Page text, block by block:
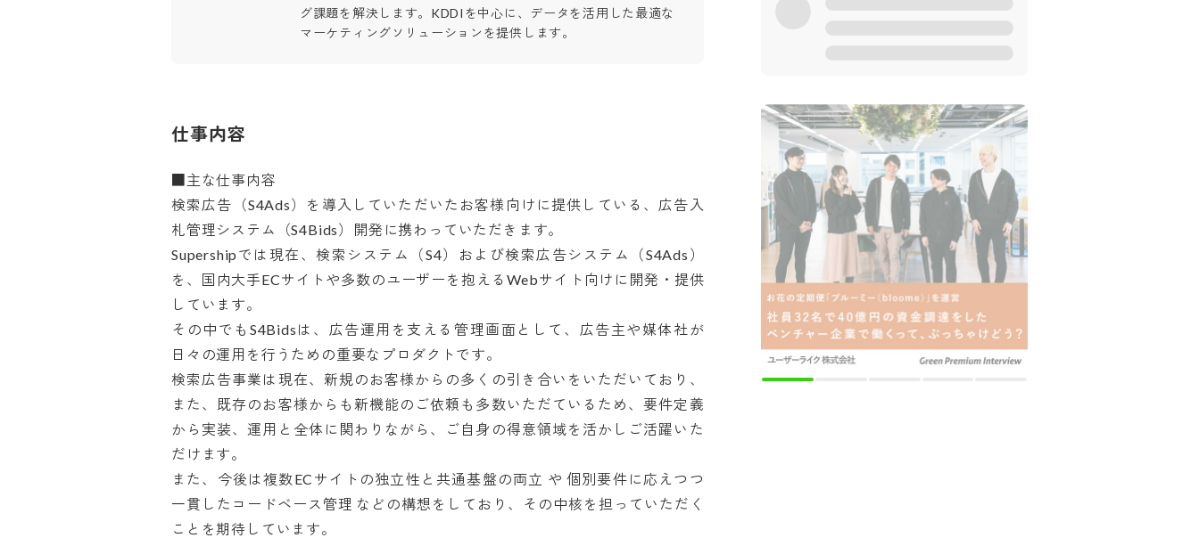
グ課題を解決します。KDDIを中心に、データを活用した最適な
マーケティングソリューションを提供します。
仕事内容
■主な仕事内容
検索広告（S4Ads）を導入していただいたお客様向けに提供している、広告入
札管理システム（S4Bids）開発に携わっていただきます。
Supershipでは現在、検索システム（S4）および検索広告システム（S4Ads）
を、国内大手ECサイトや多数のユーザーを抱えるWebサイト向けに開発・提供
しています。
その中でもS4Bidsは、広告運用を支える管理画面として、広告主や媒体社が
日々の運用を行うための重要なプロダクトです。
検索広告事業は現在、新規のお客様からの多くの引き合いをいただいており、
また、既存のお客様からも新機能のご依頼も多数いただているため、要件定義
から実装、運用と全体に関わりながら、ご自身の得意領域を活かしご活躍いた
だけます。
また、今後は複数ECサイトの独立性と共通基盤の両立 や 個別要件に応えつつ
一貫したコードベース管理 などの構想をしており、その中核を担っていただく
ことを期待しています。